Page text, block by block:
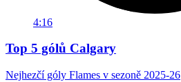
4:16
Top 5 gólů Calgary
Nejhezčí góly Flames v sezoně 2025-26